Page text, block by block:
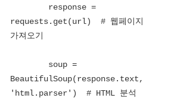
response =
requests.get(url)  # 웹페이지
가져오기
soup =
BeautifulSoup(response.text,
'html.parser')  # HTML 분석